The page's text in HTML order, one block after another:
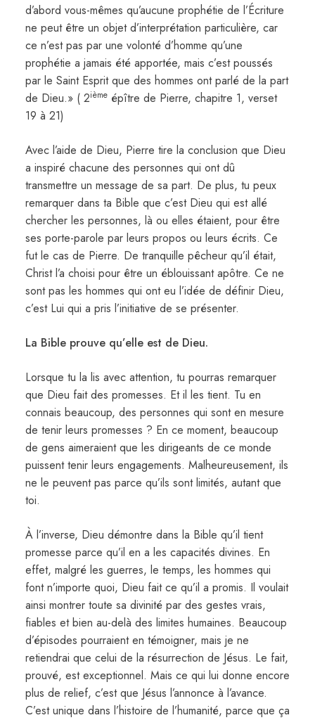
d’abord vous-mêmes qu’aucune prophétie de l’Écriture
ne peut être un objet d’interprétation particulière, car
ce n’est pas par une volonté d’homme qu’une
prophétie a jamais été apportée, mais c’est poussés
par le Saint Esprit que des hommes ont parlé de la part
de Dieu.» ( 2ième épître de Pierre, chapitre 1, verset
19 à 21)
Avec l’aide de Dieu, Pierre tire la conclusion que Dieu
a inspiré chacune des personnes qui ont dû
transmettre un message de sa part. De plus, tu peux
remarquer dans ta Bible que c’est Dieu qui est allé
chercher les personnes, là ou elles étaient, pour être
ses porte-parole par leurs propos ou leurs écrits. Ce
fut le cas de Pierre. De tranquille pêcheur qu’il était,
Christ l’a choisi pour être un éblouissant apôtre. Ce ne
sont pas les hommes qui ont eu l’idée de définir Dieu,
c’est Lui qui a pris l’initiative de se présenter.
La Bible prouve qu’elle est de Dieu.
Lorsque tu la lis avec attention, tu pourras remarquer
que Dieu fait des promesses. Et il les tient. Tu en
connais beaucoup, des personnes qui sont en mesure
de tenir leurs promesses ? En ce moment, beaucoup
de gens aimeraient que les dirigeants de ce monde
puissent tenir leurs engagements. Malheureusement, ils
ne le peuvent pas parce qu’ils sont limités, autant que
toi.
À l’inverse, Dieu démontre dans la Bible qu’il tient
promesse parce qu’il en a les capacités divines. En
effet, malgré les guerres, le temps, les hommes qui
font n’importe quoi, Dieu fait ce qu’il a promis. Il voulait
ainsi montrer toute sa divinité par des gestes vrais,
fiables et bien au-delà des limites humaines. Beaucoup
d’épisodes pourraient en témoigner, mais je ne
retiendrai que celui de la résurrection de Jésus. Le fait,
prouvé, est exceptionnel. Mais ce qui lui donne encore
plus de relief, c’est que Jésus l’annonce à l’avance.
C’est unique dans l’histoire de l’humanité, parce que ça